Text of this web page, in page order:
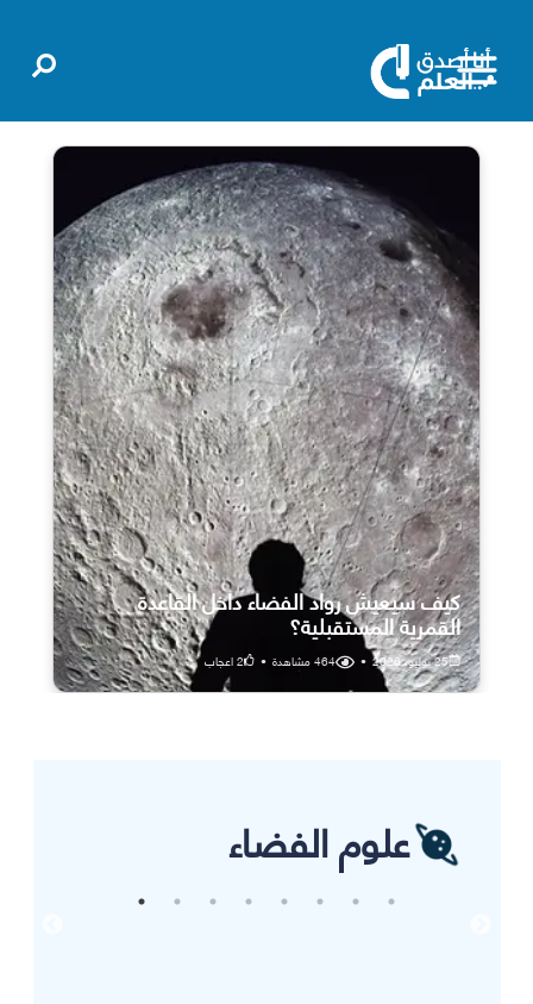
كيف سيعيش رواد الفضاء داخل القاعدة
القمرية المستقبلية؟
25 يوليو، 2026 •
464مشاهدة •
2اعجاب
علوم الفضاء